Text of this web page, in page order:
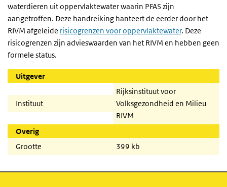
waterdieren uit oppervlaktewater waarin PFAS zijn
aangetroffen. Deze handreiking hanteert de eerder door het
RIVM afgeleide risicogrenzen voor oppervlaktewater. Deze
risicogrenzen zijn advieswaarden van het RIVM en hebben geen
formele status.
Uitgever
Instituut
Rijksinstituut voor
Volksgezondheid en Milieu
RIVM
Overig
Grootte
399 kb